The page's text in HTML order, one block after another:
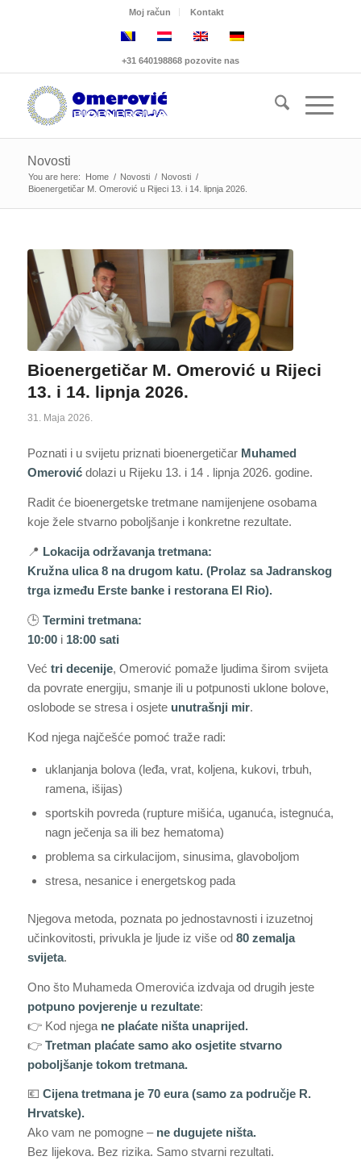
Moj račun Kontakt
+31 640198868 pozovite nas
Novosti
You are here: Home / Novosti / Novosti /
Bioenergetičar M. Omerović u Rijeci 13. i 14. lipnja 2026.
Bioenergetičar M. Omerović u Rijeci
13. i 14. lipnja 2026.
31. Maja 2026.
Poznati i u svijetu priznati bioenergetičar Muhamed
Omerovićdolazi u Rijeku 13. i 14 . lipnja 2026. godine.
Radit će bioenergetske tretmane namijenjene osobama
koje žele stvarno poboljšanje i konkretne rezultate.
📍 Lokacija održavanja tretmana:
Kružna ulica 8 na drugom katu. (Prolaz sa Jadranskog
trga između Erste banke i restorana El Rio).
🕒 Termini tretmana:
10:00i 18:00 sati
Već tri decenije, Omerović pomaže ljudima širom svijeta
da povrate energiju, smanje ili u potpunosti uklone bolove,
oslobode se stresa i osjete unutrašnji mir.
Kod njega najčešće pomoć traže radi:
uklanjanja bolova (leđa, vrat, koljena, kukovi, trbuh,
ramena, išijas)
sportskih povreda (rupture mišića, uganuća, istegnuća,
nagn ječenja sa ili bez hematoma)
problema sa cirkulacijom, sinusima, glavoboljom
stresa, nesanice i energetskog pada
Njegova metoda, poznata po jednostavnosti i izuzetnoj
učinkovitosti, privukla je ljude iz više od 80 zemalja
svijeta.
Ono što Muhameda Omerovića izdvaja od drugih jeste
potpuno povjerenje u rezultate:
👉 Kod njega ne plaćate ništa unaprijed.
👉 Tretman plaćate samo ako osjetite stvarno
poboljšanje tokom tretmana.
💶 Cijena tretmana je 70 eura (samo za područje R.
Hrvatske).
Ako vam ne pomogne – ne dugujete ništa.
Bez lijekova. Bez rizika. Samo stvarni rezultati.